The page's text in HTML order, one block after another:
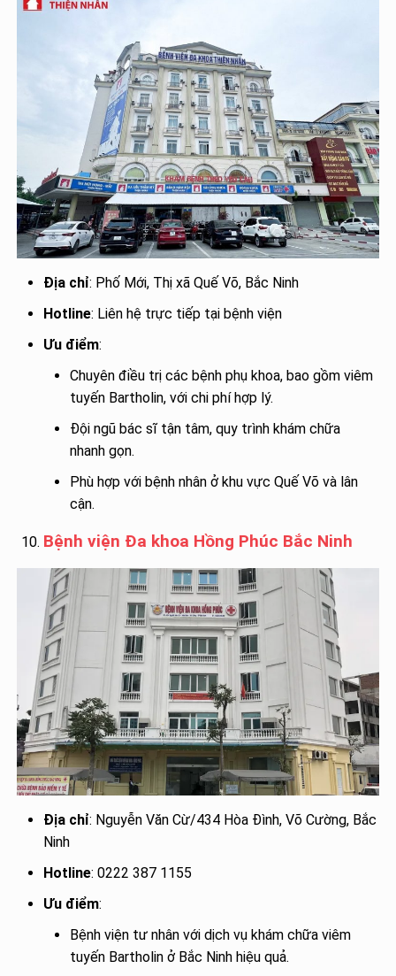
Địa chỉ: Phố Mới, Thị xã Quế Võ, Bắc Ninh
Hotline: Liên hệ trực tiếp tại bệnh viện
Ưu điểm:
Chuyên điều trị các bệnh phụ khoa, bao gồm viêm
tuyến Bartholin, với chi phí hợp lý.
Đội ngũ bác sĩ tận tâm, quy trình khám chữa
nhanh gọn.
Phù hợp với bệnh nhân ở khu vực Quế Võ và lân
cận.
Bệnh viện Đa khoa Hồng Phúc Bắc Ninh
Địa chỉ: Nguyễn Văn Cừ/434 Hòa Đình, Võ Cường, Bắc
Ninh
Hotline: 0222 387 1155
Ưu điểm:
Bệnh viện tư nhân với dịch vụ khám chữa viêm
tuyến Bartholin ở Bắc Ninh hiệu quả.